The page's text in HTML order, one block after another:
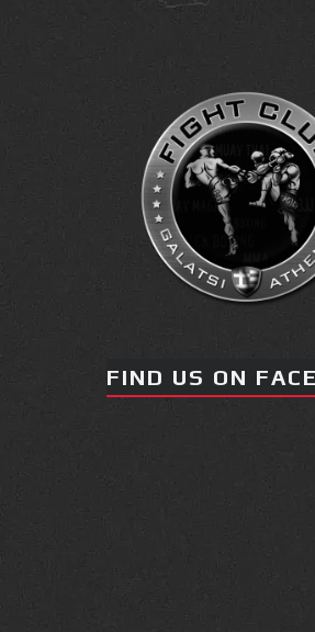
FIND US ON